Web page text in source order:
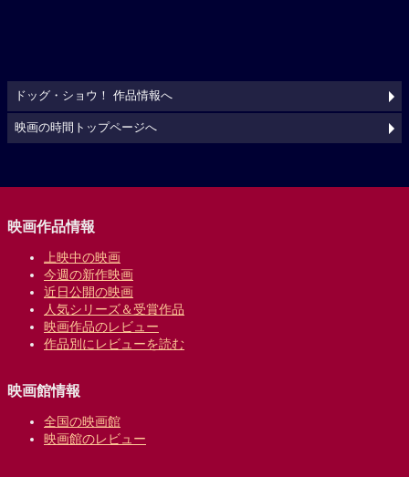
ドッグ・ショウ！ 作品情報へ
映画の時間トップページへ
映画作品情報
上映中の映画
今週の新作映画
近日公開の映画
人気シリーズ＆受賞作品
映画作品のレビュー
作品別にレビューを読む
映画館情報
全国の映画館
映画館のレビュー